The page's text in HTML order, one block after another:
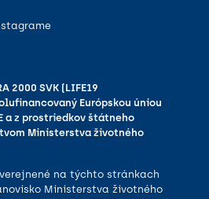
2000 SVK (LIFE19
Európskou úniou
a z prostriedkov štátneho
Ministerstva životného
na týchto stránkach
Ministerstva životného